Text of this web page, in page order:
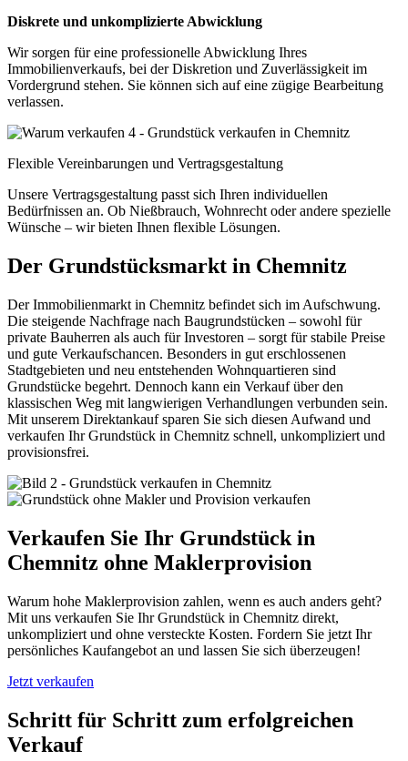
Diskrete und unkomplizierte Abwicklung
Wir sorgen für eine professionelle Abwicklung Ihres
Immobilienverkaufs, bei der Diskretion und Zuverlässigkeit im
Vordergrund stehen. Sie können sich auf eine zügige Bearbeitung
verlassen.
Flexible Vereinbarungen und Vertragsgestaltung
Unsere Vertragsgestaltung passt sich Ihren individuellen
Bedürfnissen an. Ob Nießbrauch, Wohnrecht oder andere spezielle
Wünsche – wir bieten Ihnen flexible Lösungen.
Der Grundstücksmarkt in Chemnitz
Der Immobilienmarkt in Chemnitz befindet sich im Aufschwung.
Die steigende Nachfrage nach Baugrundstücken – sowohl für
private Bauherren als auch für Investoren – sorgt für stabile Preise
und gute Verkaufschancen. Besonders in gut erschlossenen
Stadtgebieten und neu entstehenden Wohnquartieren sind
Grundstücke begehrt. Dennoch kann ein Verkauf über den
klassischen Weg mit langwierigen Verhandlungen verbunden sein.
Mit unserem Direktankauf sparen Sie sich diesen Aufwand und
verkaufen Ihr Grundstück in Chemnitz schnell, unkompliziert und
provisionsfrei.
Verkaufen Sie Ihr Grundstück in
Chemnitz ohne Maklerprovision
Warum hohe Maklerprovision zahlen, wenn es auch anders geht?
Mit uns verkaufen Sie Ihr Grundstück in Chemnitz direkt,
unkompliziert und ohne versteckte Kosten. Fordern Sie jetzt Ihr
persönliches Kaufangebot an und lassen Sie sich überzeugen!
Jetzt verkaufen
Schritt für Schritt zum erfolgreichen
Verkauf